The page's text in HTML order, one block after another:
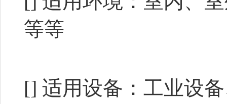
等等
[] 适用设备：工业设